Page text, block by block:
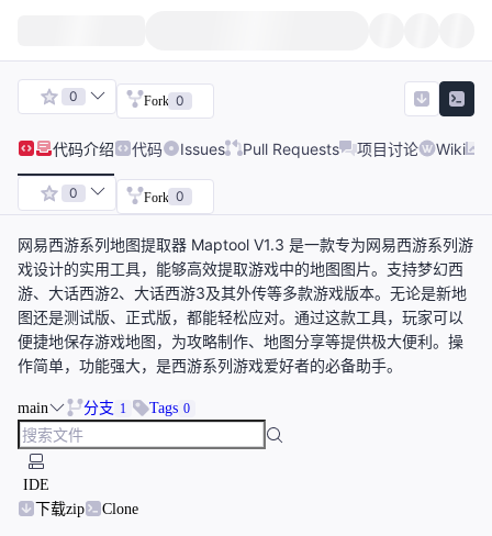
0 Fork 0
代码介绍 代码 Issues Pull Requests 项目讨论 Wiki
0 Fork 0
网易西游系列地图提取器 Maptool V1.3 是一款专为网易西游系列游
戏设计的实用工具，能够高效提取游戏中的地图图片。支持梦幻西
游、大话西游2、大话西游3及其外传等多款游戏版本。无论是新地
图还是测试版、正式版，都能轻松应对。通过这款工具，玩家可以
便捷地保存游戏地图，为攻略制作、地图分享等提供极大便利。操
作简单，功能强大，是西游系列游戏爱好者的必备助手。
main 分支 1 Tags 0
IDE
下载zip
Clone